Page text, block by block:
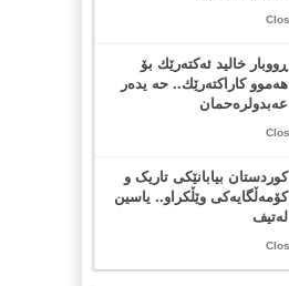
ڕووبار خالید ئەكتەرێك بۆ
هەموو كاراكتەرێك.. حه یدەر
عەبدولرەحمان
کوردستان بیابانێکی تاریک و
کۆمەڵگایەکی وێڵکراو.. یاسین
لەتیف